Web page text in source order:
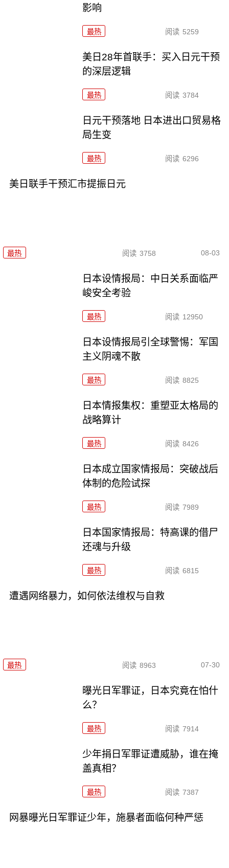
影响
最热 阅读 5259
美日28年首联手：买入日元干预
的深层逻辑
最热 阅读 3784
日元干预落地 日本进出口贸易格
局生变
最热 阅读 6296
美日联手干预汇市提振日元
最热 阅读 3758 08-03
日本设情报局：中日关系面临严
峻安全考验
最热 阅读 12950
日本设情报局引全球警惕：军国
主义阴魂不散
最热 阅读 8825
日本情报集权：重塑亚太格局的
战略算计
最热 阅读 8426
日本成立国家情报局：突破战后
体制的危险试探
最热 阅读 7989
日本国家情报局：特高课的借尸
还魂与升级
最热 阅读 6815
遭遇网络暴力，如何依法维权与自救
最热 阅读 8963 07-30
曝光日军罪证，日本究竟在怕什
么？
最热 阅读 7914
少年捐日军罪证遭威胁，谁在掩
盖真相？
最热 阅读 7387
网暴曝光日军罪证少年，施暴者面临何种严惩